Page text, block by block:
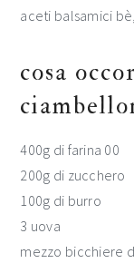
aceti balsamici
cosa
400g di farina 00
200g di zucchero
100g di burro
3 uova
mezzo bicchiere